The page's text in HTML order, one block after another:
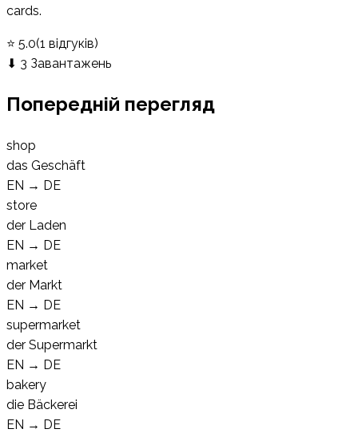
cards.
⭐ 5.0(1 відгуків)
⬇ 3 Завантажень
Попередній перегляд
shop
das Geschäft
EN → DE
store
der Laden
EN → DE
market
der Markt
EN → DE
supermarket
der Supermarkt
EN → DE
bakery
die Bäckerei
EN → DE